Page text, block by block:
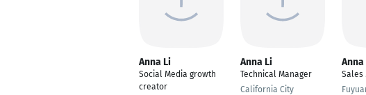
Anna Li
Social Media growth
creator
Anna Li
Technical Manager
California City
Anna
Sales